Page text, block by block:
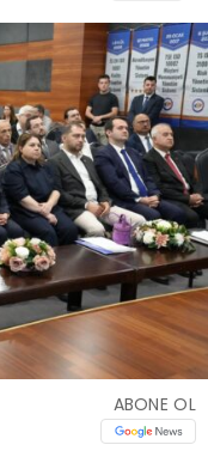
ABONE OL